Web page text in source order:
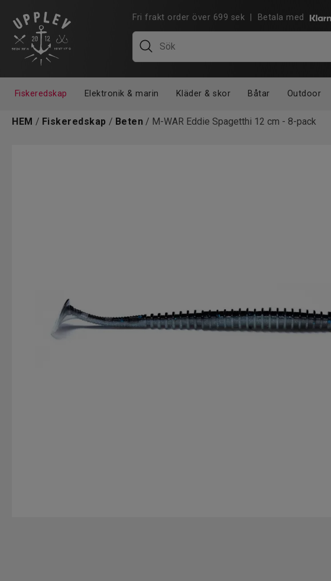
Fri frakt order över 699 sek | Betala med
Fiskeredskap Elektronik & marin Kläder & skor Båtar Outdoor
HEM / Fiskeredskap / Beten / M-WAR Eddie Spagetthi 12 cm - 8-pack